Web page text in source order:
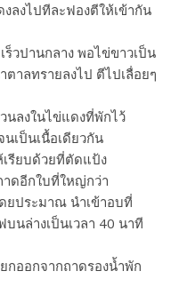
ลงไปทีละฟองตีให้เข้ากัน
วปานกลาง​ พอไข่ขาวเป็น
าลทรายลงไป​ ตีไปเลื่อยๆ
นลงในไข่แดงที่พักไว้​
เป็นเนื้อเดียวกัน
รียบด้วยที่ตัดแป้ง
าดอีกใบที่ใหญ่กว่า
ยประมาณ​ นำเข้าอบที่
นล่างเป็นเวลา​ 40​ นาที
กออกจากถาดรองน้ำพัก